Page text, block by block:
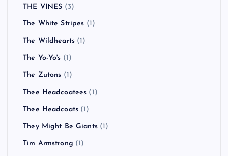
THE VINES (3)
The White Stripes (1)
The Wildhearts (1)
The Yo-Yo's (1)
The Zutons (1)
Thee Headcoatees (1)
Thee Headcoats (1)
They Might Be Giants(1)
Tim Armstrong (1)